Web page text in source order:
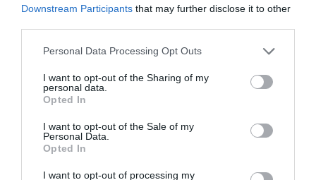
Downstream Participants that may further disclose it to other
Please note that this website/app uses one or more Google
not limited to your visit or usage behaviour. You may click to
grant or deny consent to Google and its third-party tags to
use your data for below specified purposes in below Google
consent section.
Personal Data Processing Opt Outs
I want to opt-out of the Sharing of my
personal data.
Opted In
I want to opt-out of the Sale of my
Personal Data.
Opted In
I want to opt-out of processing my
Παρακαλώ Περιμένετε...